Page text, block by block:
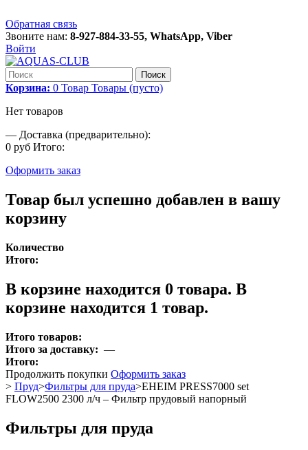
Обратная связь
Звоните нам: 8-927-884-33-55, WhatsApp, Viber
Войти
Поиск
Корзина: 0 Товар Товары (пусто)
Нет товаров
— Доставка (предварительно):
0 руб Итого:
Оформить заказ
Товар был успешно добавлен в вашу
корзину
Количество
Итого:
В корзине находится 0 товара. В
корзине находится 1 товар.
Итого товаров:
Итого за доставку: —
Итого:
Продолжить покупки Оформить заказ
> Пруд>Фильтры для пруда>EHEIM PRESS7000 set
FLOW2500 2300 л/ч – Фильтр прудовый напорный
Фильтры для пруда